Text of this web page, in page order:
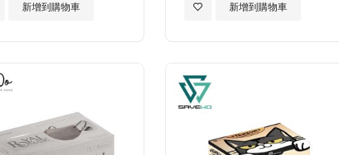
新增到購物車 新增到購物車
加
至
願